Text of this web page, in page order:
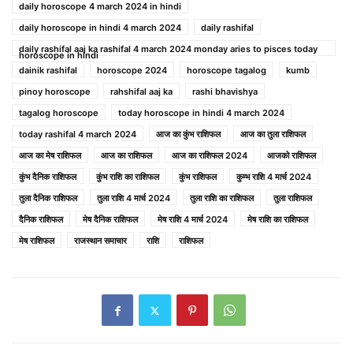
daily horoscope 4 march 2024 in hindi
daily horoscope in hindi 4 march 2024
daily rashifal
daily rashifal aaj ka rashifal 4 march 2024 monday aries to pisces today
horoscope in hindi
dainik rashifal
horoscope 2024 horoscope tagalog
kumb
pinoy horoscope
rahshifal aaj ka
rashi bhavishya
tagalog horoscope
today horoscope in hindi 4 march 2024
today rashifal 4 march 2024
आज का कुंभ राशिफल
आज का तुला राशिफल
आज का मेष राशिफल
आज का राशिफल आज का राशिफल 2024
आजको राशिफल
कुंभ दैनिक राशिफल
कुंभ राशि का राशिफल कुंभ राशिफल
कुम्भ राशि 4 मार्च 2024
तुला दैनिक राशिफल
तुला राशि 4 मार्च 2024 तुला राशि का राशिफल
तुला राशिफल
दैनिक राशिफल
मेष दैनिक राशिफल मेष राशि 4 मार्च 2024
मेष राशि का राशिफल
मेष राशिफल
राजस्थान समाचार राशि राशिफल